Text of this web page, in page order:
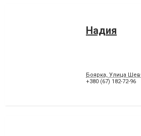
Надия
Боярка, Улица
+380 (67) 182-72-96